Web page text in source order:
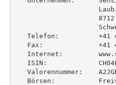
8712
Telefon:          +41
Fax:              +41
Internet:
ISIN:
Valorennummer:
Börsen: